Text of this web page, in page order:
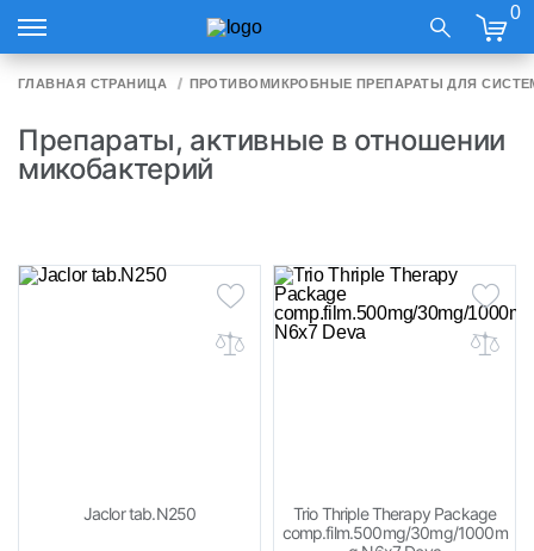
0
ГЛАВНАЯ СТРАНИЦА ПРОТИВОМИКРОБНЫЕ ПРЕПАРАТЫ ДЛЯ
Препараты, активные в отношении
микобактерий
Jaclor tab.N250
Trio Thriple Therapy Package
comp.film.500mg/30mg/1000m